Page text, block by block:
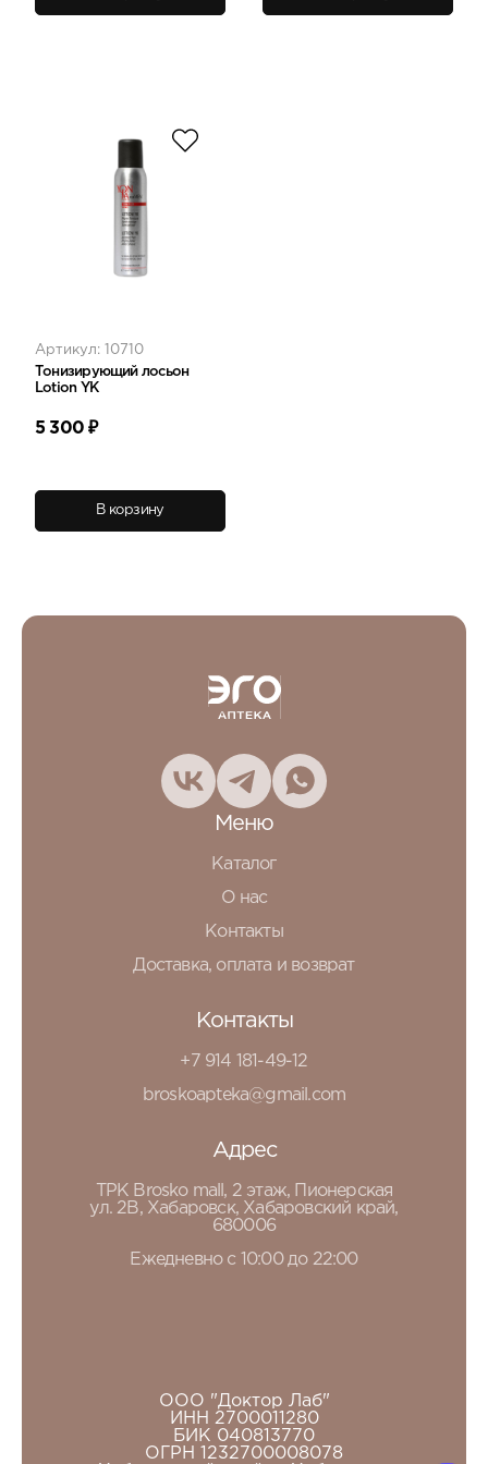
Артикул: 10710
Тонизирующий лосьон
Lotion YK
5 300₽
В корзину
Меню
Каталог
О нас
Контакты
Доставка, оплата и возврат
Контакты
+7 914 181-49-12
broskoapteka@gmail.com
Адрес
ТРК Brosko mall, 2 этаж, Пионерская
ул. 2В, Хабаровск, Хабаровский край,
680006
Ежедневно с 10:00 до 22:00
ООО "Доктор Лаб"
ИНН 2700011280
БИК 040813770
ОГРН 1232700008078